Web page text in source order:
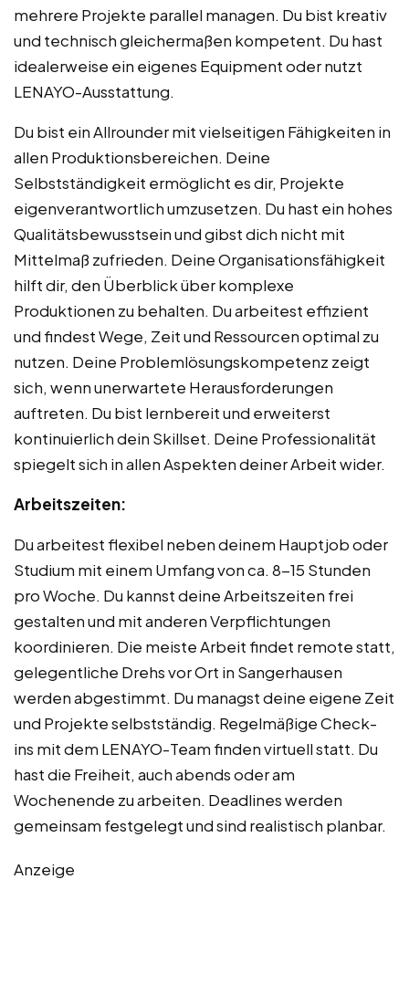
mehrere Projekte parallel managen. Du bist kreativ
und technisch gleichermaßen kompetent. Du hast
idealerweise ein eigenes Equipment oder nutzt
LENAYO-Ausstattung.
Du bist ein Allrounder mit vielseitigen Fähigkeiten in
allen Produktionsbereichen. Deine
Selbstständigkeit ermöglicht es dir, Projekte
eigenverantwortlich umzusetzen. Du hast ein hohes
Qualitätsbewusstsein und gibst dich nicht mit
Mittelmaß zufrieden. Deine Organisationsfähigkeit
hilft dir, den Überblick über komplexe
Produktionen zu behalten. Du arbeitest effizient
und findest Wege, Zeit und Ressourcen optimal zu
nutzen. Deine Problemlösungskompetenz zeigt
sich, wenn unerwartete Herausforderungen
auftreten. Du bist lernbereit und erweiterst
kontinuierlich dein Skillset. Deine Professionalität
spiegelt sich in allen Aspekten deiner Arbeit wider.
Arbeitszeiten:
Du arbeitest flexibel neben deinem Hauptjob oder
Studium mit einem Umfang von ca. 8-15 Stunden
pro Woche. Du kannst deine Arbeitszeiten frei
gestalten und mit anderen Verpflichtungen
koordinieren. Die meiste Arbeit findet remote statt,
gelegentliche Drehs vor Ort in Sangerhausen
werden abgestimmt. Du managst deine eigene Zeit
und Projekte selbstständig. Regelmäßige Check-
ins mit dem LENAYO-Team finden virtuell statt. Du
hast die Freiheit, auch abends oder am
Wochenende zu arbeiten. Deadlines werden
gemeinsam festgelegt und sind realistisch planbar.
Anzeige